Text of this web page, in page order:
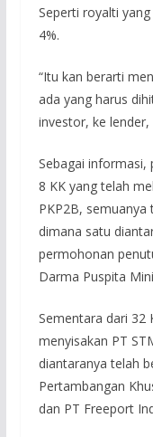
Seperti royalti
4%.
“Itu kan berarti
ada yang harus
investor, ke lender,
Sebagai informasi,
8 KK yang telah
PKP2B,
dimana satu
permohonan
Darma Puspita
Sementara dari 32
menyisakan PT
diantaranya telah
Pertambangan
dan PT Freeport